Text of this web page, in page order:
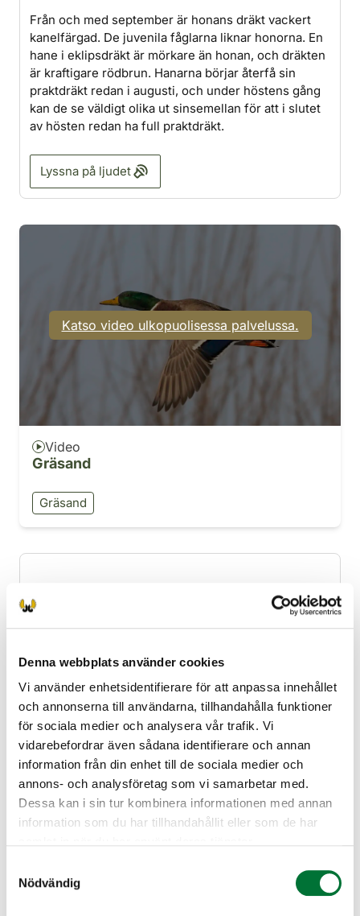
Denna webbplats använder cookies
Vi använder enhetsidentifierare för att anpassa innehållet
och annonserna till användarna, tillhandahålla funktioner
för sociala medier och analysera vår trafik. Vi
vidarebefordrar även sådana identifierare och annan
information från din enhet till de sociala medier och
annons- och analysföretag som vi samarbetar med.
Dessa kan i sin tur kombinera informationen med annan
information som du har tillhandahållit eller som de har
Nödvändig
Från och med september är honans dräkt vackert
kanelfärgad. De juvenila fåglarna liknar honorna. En
hane i eklipsdräkt är mörkare än honan, och dräkten
är kraftigare rödbrun. Hanarna börjar återfå sin
praktdräkt redan i augusti, och under höstens gång
kan de se väldigt olika ut sinsemellan för att i slutet
av hösten redan ha full praktdräkt.
Lyssna på ljudet
Katso video ulkopuolisessa palvelussa.
Video
Gräsand
Gräsand
Gräsanden häckar i rikligt antal i hela
den är den vanligaste sjöfågelarten.
Gräsanden trivs vid frodiga sjöar, åar, träsk
och havsvikar, men även i närheten av
bebyggelse. Arten saknas endast vid de
allra kargaste och minst frodiga
vattendragen. Den bygger vanligen sitt bo i
skydd av vegetation, ibland även långt från
vatten.
flyttar först sent i oktober-november. Som
Visa mer information
Föda
Vatten- och strandvegetation såsom andmat